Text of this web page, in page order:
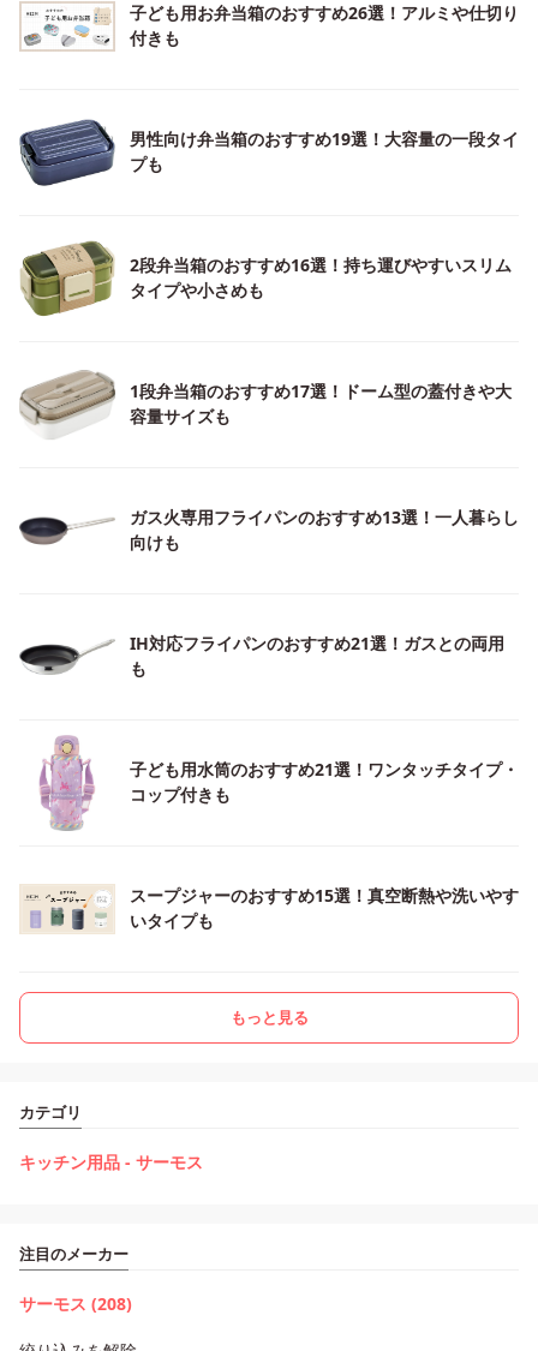
子ども用お弁当箱のおすすめ26選！アルミや仕切り
付きも
男性向け弁当箱のおすすめ19選！大容量の一段タイ
プも
2段弁当箱のおすすめ16選！持ち運びやすいスリム
タイプや小さめも
1段弁当箱のおすすめ17選！ドーム型の蓋付きや大
容量サイズも
ガス火専用フライパンのおすすめ13選！一人暮らし
向けも
IH対応フライパンのおすすめ21選！ガスとの両用
も
子ども用水筒のおすすめ21選！ワンタッチタイプ・
コップ付きも
スープジャーのおすすめ15選！真空断熱や洗いやす
いタイプも
もっと見る
カテゴリ
キッチン用品 - サーモス
注目のメーカー
サーモス (208)